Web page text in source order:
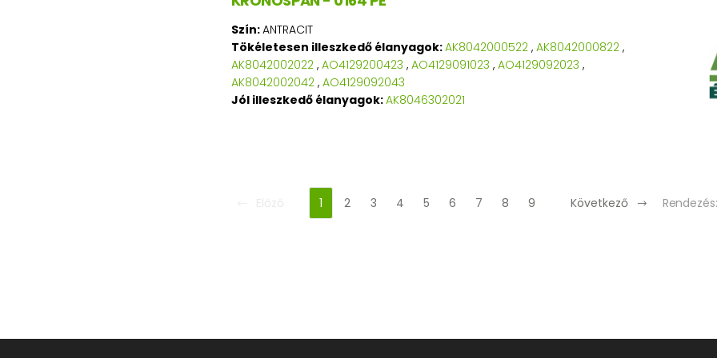
Szín:ANTRACIT
Tökéletesen illeszkedő élanyagok:AK8042000522, AK8042000822,
AK8042002022, AO4129200423 , AO4129091023 , AO4129092023 ,
AK8042002042, AO4129092043
Jól illeszkedő élanyagok:AK8046302021
1 2 3 4 5 6 7 8 9 Következő Rendezés: